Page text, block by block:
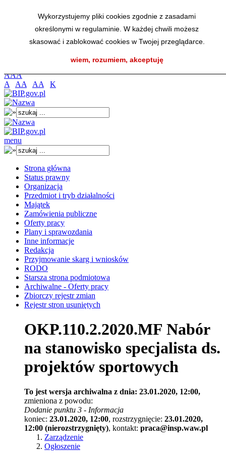
Wykorzystujemy pliki cookies zgodnie z zasadami
określonymi w regulaminie. W każdej chwili możesz
skasować i zablokować cookies w Twojej przeglądarce.
wiem, rozumiem, akceptuję
Przejdź do menu głównego
Przejdź do menu dolnego
Przejdź do mapy strony
Przejdź do wyszukiwarki
AAA
A
AA AA K
menu
Strona główna
Status prawny
Organizacja
Przedmiot i tryb działalności
Majątek
Zamówienia publiczne
Oferty pracy
Plany i sprawozdania
Inne informacje
Redakcja
Przyjmowanie skarg i wniosków
RODO
Starsza strona podmiotowa
Archiwalne - Oferty pracy
Zbiorczy rejestr zmian
Rejestr stron usuniętych
OKP.110.2.2020.MF Nabór
na stanowisko specjalista ds.
projektów sportowych
To jest wersja archiwalna z dnia: 23.01.2020, 12:00,
zmieniona z powodu:
Dodanie punktu 3 - Informacja
koniec: 23.01.2020, 12:00, rozstrzygnięcie: 23.01.2020,
12:00 (nierozstrzygnięty), kontakt: praca@insp.waw.pl
Zarządzenie
Ogłoszenie